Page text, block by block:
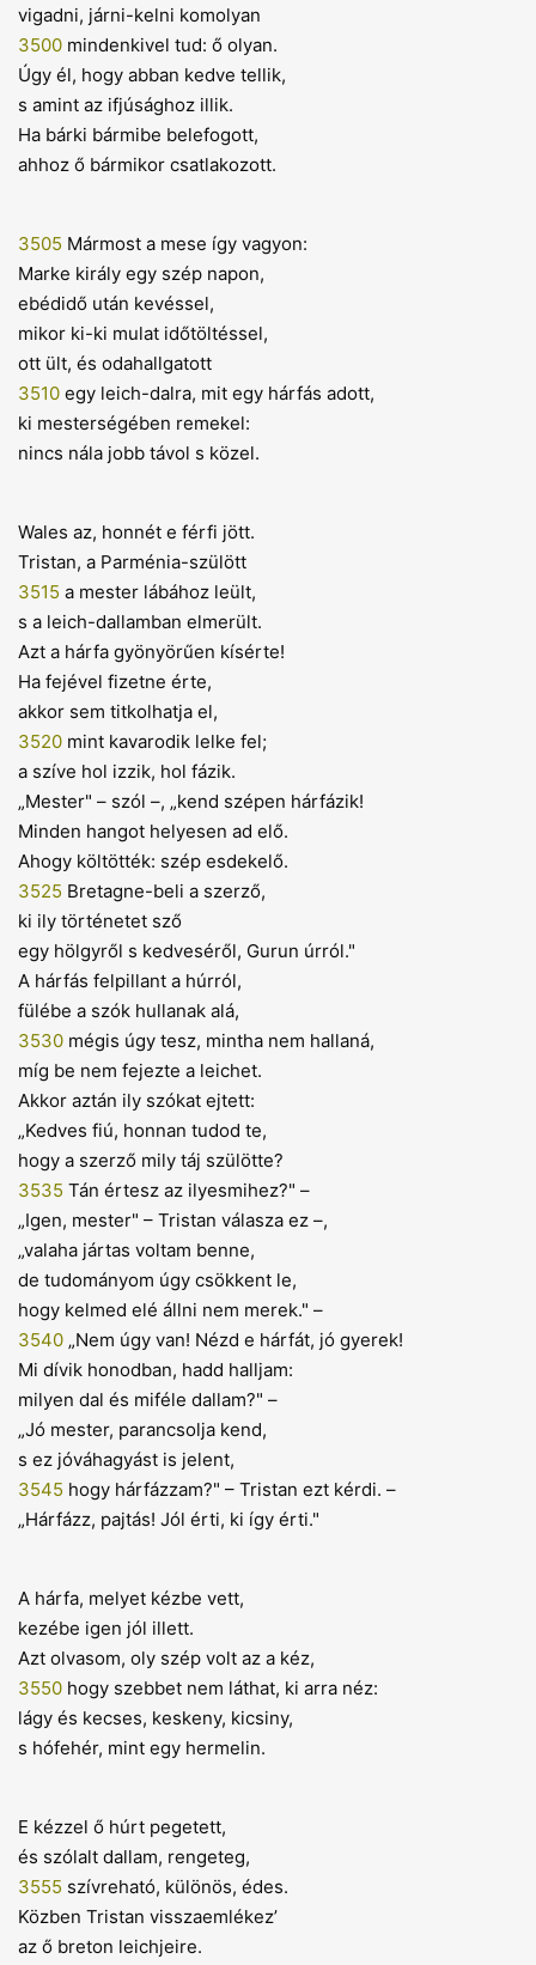
vigadni, járni-kelni komolyan
3500 mindenkivel tud: ő olyan.
Úgy él, hogy abban kedve tellik,
s amint az ifjúsághoz illik.
Ha bárki bármibe belefogott,
ahhoz ő bármikor csatlakozott.
3505 Mármost a mese így vagyon:
Marke király egy szép napon,
ebédidő után kevéssel,
mikor ki-ki mulat időtöltéssel,
ott ült, és odahallgatott
3510 egy leich-dalra, mit egy hárfás adott,
ki mesterségében remekel:
nincs nála jobb távol s közel.
Wales az, honnét e férfi jött.
Tristan, a Parménia-szülött
3515 a mester lábához leült,
s a leich-dallamban elmerült.
Azt a hárfa gyönyörűen kísérte!
Ha fejével fizetne érte,
akkor sem titkolhatja el,
3520 mint kavarodik lelke fel;
a szíve hol izzik, hol fázik.
„Mester" – szól –, „kend szépen hárfázik!
Minden hangot helyesen ad elő.
Ahogy költötték: szép esdekelő.
3525 Bretagne-beli a szerző,
ki ily történetet sző
egy hölgyről s kedveséről, Gurun úrról."
A hárfás felpillant a húrról,
fülébe a szók hullanak alá,
3530 mégis úgy tesz, mintha nem hallaná,
míg be nem fejezte a leichet.
Akkor aztán ily szókat ejtett:
„Kedves fiú, honnan tudod te,
hogy a szerző mily táj szülötte?
3535 Tán értesz az ilyesmihez?" –
„Igen, mester" – Tristan válasza ez –,
„valaha jártas voltam benne,
de tudományom úgy csökkent le,
hogy kelmed elé állni nem merek." –
3540 „Nem úgy van! Nézd e hárfát, jó gyerek!
Mi dívik honodban, hadd halljam:
milyen dal és miféle dallam?" –
„Jó mester, parancsolja kend,
s ez jóváhagyást is jelent,
3545 hogy hárfázzam?" – Tristan ezt kérdi. –
„Hárfázz, pajtás! Jól érti, ki így érti."
A hárfa, melyet kézbe vett,
kezébe igen jól illett.
Azt olvasom, oly szép volt az a kéz,
3550 hogy szebbet nem láthat, ki arra néz:
lágy és kecses, keskeny, kicsiny,
s hófehér, mint egy hermelin.
E kézzel ő húrt pegetett,
és szólalt dallam, rengeteg,
3555 szívreható, különös, édes.
Közben Tristan visszaemlékez’
az ő breton leichjeire.